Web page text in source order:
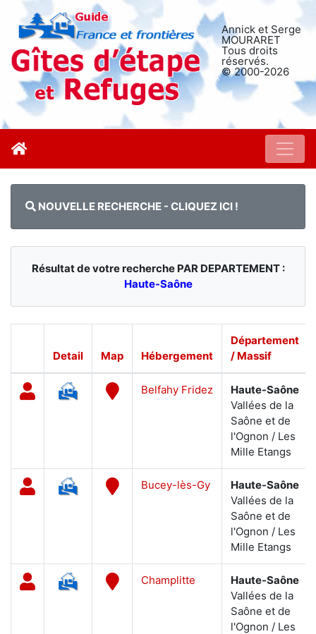
Annick et Serge
MOURARET
Tous droits
réservés.
© 2000-2026
NOUVELLE RECHERCHE - CLIQUEZ ICI !
Résultat de votre recherche PAR DEPARTEMENT :
Haute-Saône
Detail Map Hébergement
Département
/ Massif
Belfahy Fridez
Haute-Saône
Vallées de la
Saône et de
l'Ognon / Les
Mille Etangs
Bucey-lès-Gy
Haute-Saône
Vallées de la
Saône et de
l'Ognon / Les
Mille Etangs
Champlitte
Haute-Saône
Vallées de la
Saône et de
l'Ognon / Les